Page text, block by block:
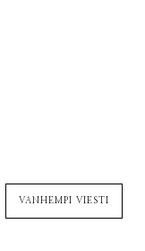
VANHEMPI VIESTI